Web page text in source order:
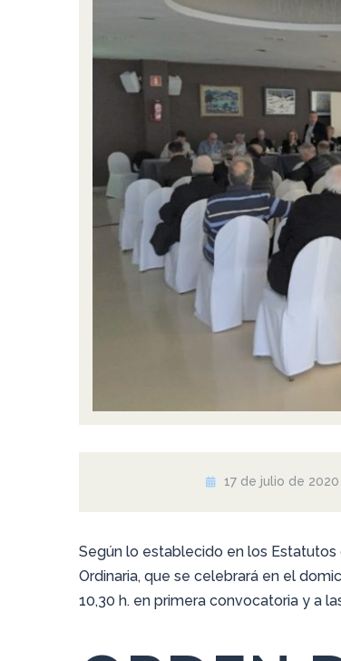
17 de julio de 2020
Según lo establecido en los
Ordinaria, que se celebrará en el
10,30 h. en primera convocatoria y a